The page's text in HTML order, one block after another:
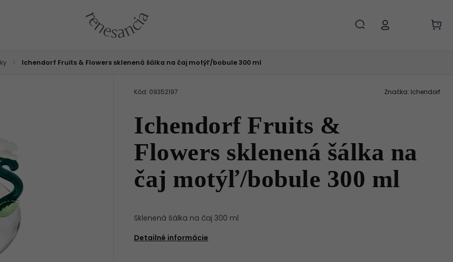
/ Ichendorf Fruits & Flowers sklenená šálka na čaj motýľ/bobule 300 ml
Ichendorf Fruits &
Flowers sklenená šálka na
čaj motýľ/bobule 300 ml
Kód: 09352197
Sklenená šálka na čaj 300 ml
Detailné informácie
Značka: Ichendorf